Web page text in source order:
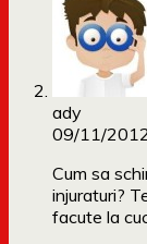
ady
09/11/2012
Cum sa
injuraturi?
facute la